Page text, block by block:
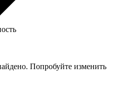
Попробуйте изменить